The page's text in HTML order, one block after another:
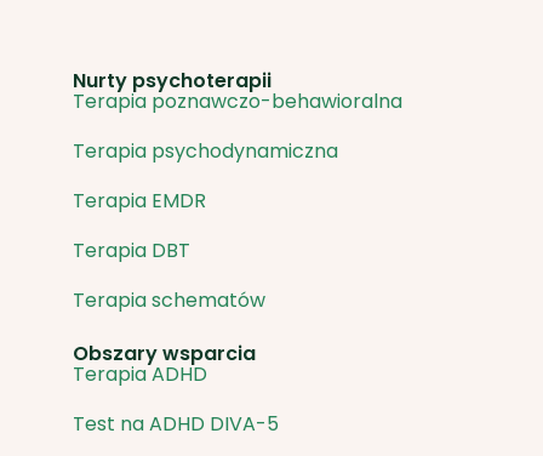
Nurty psychoterapii
Terapia poznawczo-behawioralna
Terapia psychodynamiczna
Terapia EMDR
Terapia DBT
Terapia schematów
Obszary wsparcia
Terapia ADHD
Test na ADHD DIVA-5